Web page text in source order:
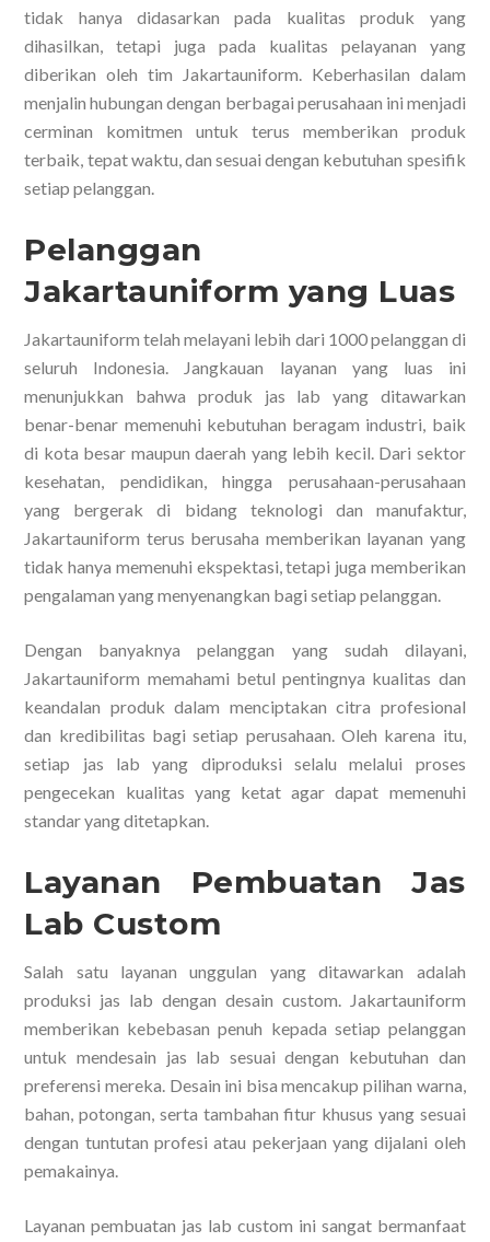
tidak hanya didasarkan pada kualitas produk yang
dihasilkan, tetapi juga pada kualitas pelayanan yang
diberikan oleh tim Jakartauniform. Keberhasilan dalam
menjalin hubungan dengan berbagai perusahaan ini menjadi
cerminan komitmen untuk terus memberikan produk
terbaik, tepat waktu, dan sesuai dengan kebutuhan spesifik
setiap pelanggan.
Pelanggan
Jakartauniform yang Luas
Jakartauniform telah melayani lebih dari 1000 pelanggan di
seluruh Indonesia. Jangkauan layanan yang luas ini
menunjukkan bahwa produk jas lab yang ditawarkan
benar-benar memenuhi kebutuhan beragam industri, baik
di kota besar maupun daerah yang lebih kecil. Dari sektor
kesehatan, pendidikan, hingga perusahaan-perusahaan
yang bergerak di bidang teknologi dan manufaktur,
Jakartauniform terus berusaha memberikan layanan yang
tidak hanya memenuhi ekspektasi, tetapi juga memberikan
pengalaman yang menyenangkan bagi setiap pelanggan.
Dengan banyaknya pelanggan yang sudah dilayani,
Jakartauniform memahami betul pentingnya kualitas dan
keandalan produk dalam menciptakan citra profesional
dan kredibilitas bagi setiap perusahaan. Oleh karena itu,
setiap jas lab yang diproduksi selalu melalui proses
pengecekan kualitas yang ketat agar dapat memenuhi
standar yang ditetapkan.
Layanan Pembuatan Jas
Lab Custom
Salah satu layanan unggulan yang ditawarkan adalah
produksi jas lab dengan desain custom. Jakartauniform
memberikan kebebasan penuh kepada setiap pelanggan
untuk mendesain jas lab sesuai dengan kebutuhan dan
preferensi mereka. Desain ini bisa mencakup pilihan warna,
bahan, potongan, serta tambahan fitur khusus yang sesuai
dengan tuntutan profesi atau pekerjaan yang dijalani oleh
pemakainya.
Layanan pembuatan jas lab custom ini sangat bermanfaat